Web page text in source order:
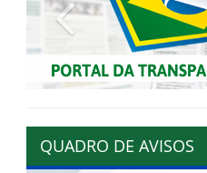
Previous
QUADRO DE AVISOS